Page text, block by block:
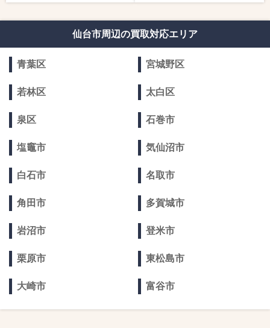
仙台市周辺の買取対応エリア
青葉区 宮城野区
若林区 太白区
泉区 石巻市
塩竈市 気仙沼市
白石市 名取市
角田市 多賀城市
岩沼市 登米市
栗原市 東松島市
大崎市 富谷市